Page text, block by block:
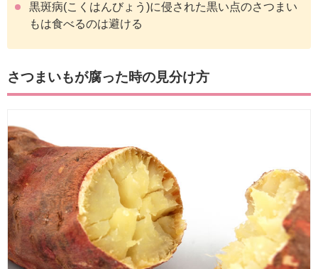
黒斑病(こくはんびょう)に侵された黒い点のさつまい
もは食べるのは避ける
さつまいもが腐った時の見分け方